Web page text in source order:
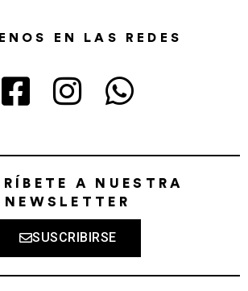
EN LAS REDES
A NUESTRA
NEWSLETTER
SUSCRIBIRSE